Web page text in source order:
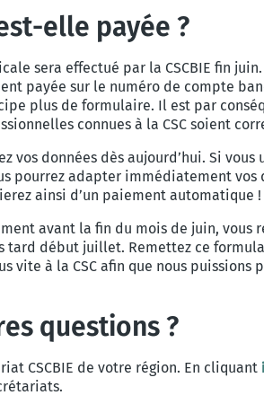
elle payée ?
sera effectué par la CSCBIE fin
payée sur le numéro de compte
plus de formulaire. Il est par
connues à la CSC soient
vos données dès aujourd’hui. Si vous
pourrez adapter immédiatement vos
ainsi d’un paiement automatique !
avant la fin du mois de juin, vous
tard début juillet. Remettez ce
vite à la CSC afin que nous puissions
questions ?
CSCBIE de votre région. En cliquant